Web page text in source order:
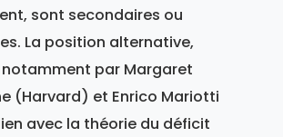
sont secondaires ou
La position alternative,
par Margaret
(Harvard) et Enrico Mariotti
avec la théorie du déficit